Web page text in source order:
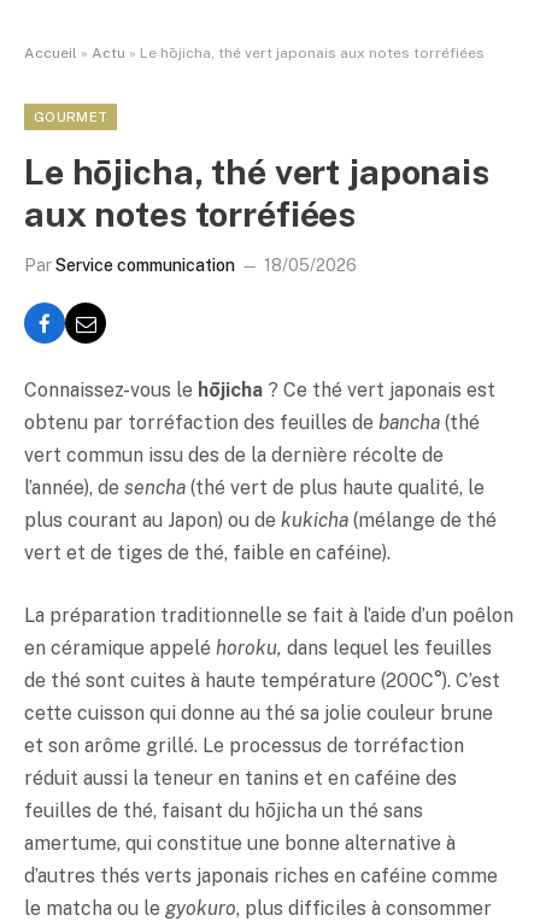
Accueil » Actu » Le hōjicha, thé vert japonais aux notes torréfiées
GOURMET
Le hōjicha, thé vert japonais
aux notes torréfiées
ParService communication 18/05/2026
Connaissez-vous le hōjicha ? Ce thé vert japonais est
obtenu par torréfaction des feuilles de bancha (thé
vert commun issu des de la dernière récolte de
l’année), de sencha (thé vert de plus haute qualité, le
plus courant au Japon) ou de kukicha (mélange de thé
vert et de tiges de thé, faible en caféine).
La préparation traditionnelle se fait à l’aide d’un poêlon
en céramique appelé horoku, dans lequel les feuilles
de thé sont cuites à haute température (200C°). C’est
cette cuisson qui donne au thé sa jolie couleur brune
et son arôme grillé. Le processus de torréfaction
réduit aussi la teneur en tanins et en caféine des
feuilles de thé, faisant du hōjicha un thé sans
amertume, qui constitue une bonne alternative à
d’autres thés verts japonais riches en caféine comme
le matcha ou le gyokuro, plus difficiles à consommer